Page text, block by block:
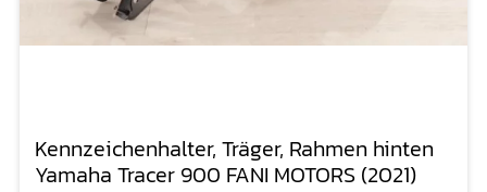
Kennzeichenhalter, Träger, Rahmen hinten
Yamaha Tracer 900 FANI MOTORS (2021)